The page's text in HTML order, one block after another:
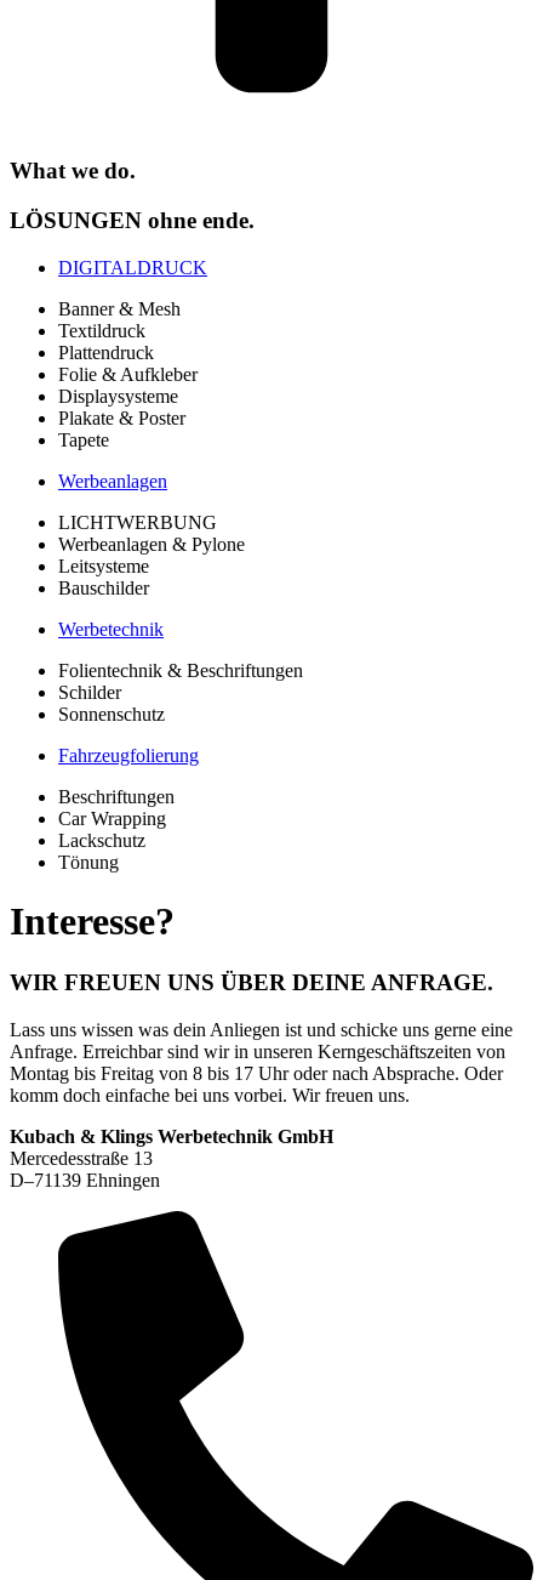
What we do.
LÖSUNGEN ohne ende.
DIGITALDRUCK
Banner & Mesh
Textildruck
Plattendruck
Folie & Aufkleber
Displaysysteme
Plakate & Poster
Tapete
Werbeanlagen
LICHTWERBUNG
Werbeanlagen & Pylone
Leitsysteme
Bauschilder
Werbetechnik
Folientechnik & Beschriftungen
Schilder
Sonnenschutz
Fahrzeugfolierung
Beschriftungen
Car Wrapping
Lackschutz
Tönung
Interesse?
WIR FREUEN UNS ÜBER DEINE ANFRAGE.​
Lass uns wissen was dein Anliegen ist und schicke uns gerne eine
Anfrage. Erreichbar sind wir in unseren Kerngeschäftszeiten von
Montag bis Freitag von 8 bis 17 Uhr oder nach Absprache. Oder
komm doch einfache bei uns vorbei. Wir freuen uns.
Kubach & Klings Werbetechnik GmbH
Mercedesstraße 13
D–71139 Ehningen